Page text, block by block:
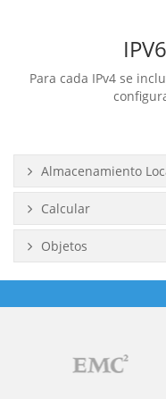
Para cada IPv4 se
Almacenamiento
Calcular
Objetos